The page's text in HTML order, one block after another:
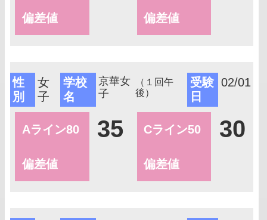
偏差値 偏差値
性
別
女
子
学校
名
京華女
子
（１回午
後）
受験
日
02/01
Aライン80
偏差値
35 Cライン50
偏差値
30